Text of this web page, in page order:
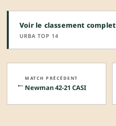
Voir le classement complet
URBA TOP 14
← MATCH PRÉCÉDENT
Newman 42-21 CASI